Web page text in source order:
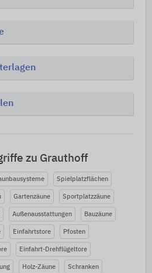
zu Grauthoff
Spielplatzflächen
Gartenzäune Sportplatzzäune
Außenausstattungen Bauzäune
Einfahrtstore Pfosten
Einfahrt-Drehflügeltore
Holz-Zäune Schranken